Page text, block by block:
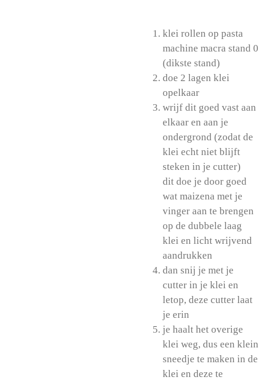
klei rollen op pasta
machine macra stand 0
(dikste stand)
doe 2 lagen klei
opelkaar
wrijf dit goed vast aan
elkaar en aan je
ondergrond (zodat de
klei echt niet blijft
steken in je cutter)
dit doe je door goed
wat maizena met je
vinger aan te brengen
op de dubbele laag
klei en licht wrijvend
aandrukken
dan snij je met je
cutter in je klei en
letop, deze cutter laat
je erin
je haalt het overige
klei weg, dus een klein
sneedje te maken in de
klei en deze te